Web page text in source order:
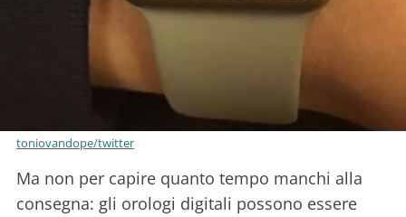
toniovandope/twitter
Ma non per capire quanto tempo manchi alla
consegna: gli orologi digitali possono essere